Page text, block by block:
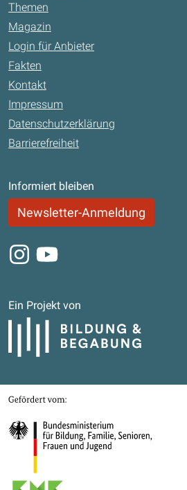
Themen
Magazin
Login für Anbieter
Fakten
Kontakt
Impressum
Datenschutzerklärung
Barrierefreiheit
Informiert bleiben
Newsletter-Anmeldung
Instagram
Youtube
Ein Projekt von
Bildung und Begabung
Gefördert von
Bundesministerium für Bildung, Familie,
Kultusministerkonferenz